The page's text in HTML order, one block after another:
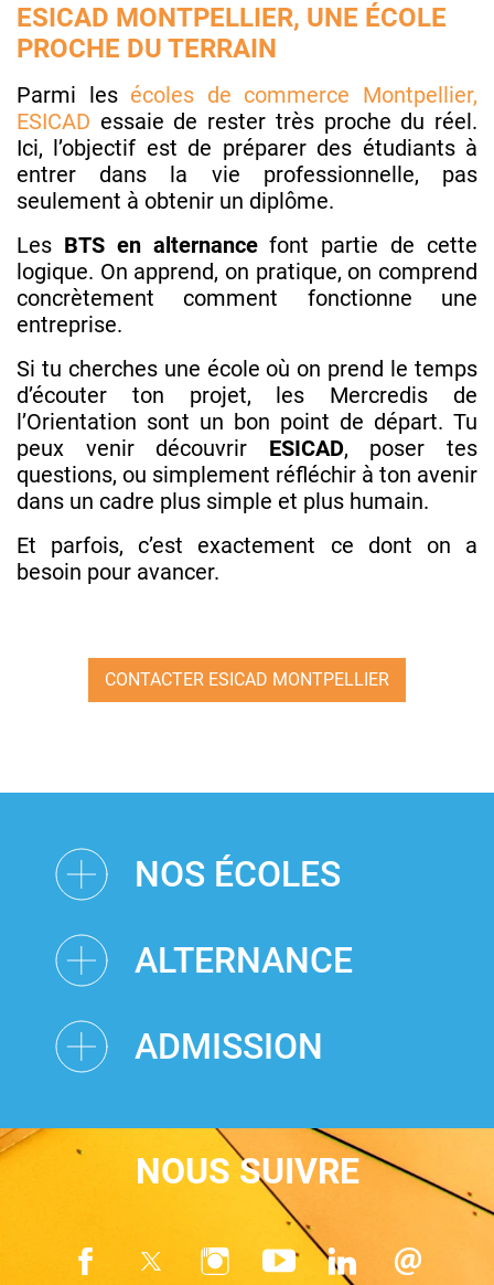
ESICAD MONTPELLIER, UNE ÉCOLE
PROCHE DU TERRAIN
Parmi les écoles de commerce Montpellier,
ESICAD essaie de rester très proche du réel.
Ici, l’objectif est de préparer des étudiants à
entrer dans la vie professionnelle, pas
seulement à obtenir un diplôme.
Les BTS en alternancefont partie de cette
logique. On apprend, on pratique, on comprend
concrètement comment fonctionne une
entreprise.
Si tu cherches une école où on prend le temps
d’écouter ton projet, les Mercredis de
l’Orientation sont un bon point de départ. Tu
peux venir découvrir ESICAD, poser tes
questions, ou simplement réfléchir à ton avenir
dans un cadre plus simple et plus humain.
Et parfois, c’est exactement ce dont on a
besoin pour avancer.
CONTACTER ESICAD MONTPELLIER
NOS ÉCOLES
ALTERNANCE
ADMISSION
NOUS SUIVRE